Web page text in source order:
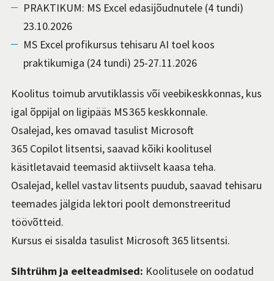
PRAKTIKUM: MS Excel edasijõudnutele (4 tundi)
23.10.2026
MS Excel profikursus tehisaru AI toel koos
praktikumiga (24 tundi) 25-27.11.2026
Koolitus toimub arvutiklassis või veebikesk­konnas, kus
igal õppijal on ligipääs MS 365 keskkonnale.
Osalejad, kes omavad tasulist Microsoft
365 Copilot litsentsi, saavad kõiki koolitusel
käsitletavaid teemasid aktiivselt kaasa teha.
Osalejad, kellel vastav litsents puudub, saavad tehisaru
teemades jälgida lektori poolt demonstreeritud
töövõtteid.
Kursus ei sisalda tasulist Microsoft 365 litsentsi.
Sihtrühm ja eelteadmised: Koolitusele on oodatud